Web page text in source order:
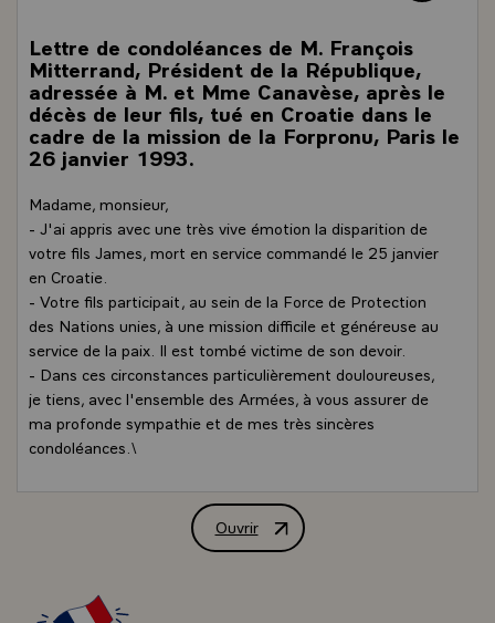
Lettre de condoléances de M. François
Mitterrand, Président de la République,
adressée à M. et Mme Canavèse, après le
décès de leur fils, tué en Croatie dans le
cadre de la mission de la Forpronu, Paris le
26 janvier 1993.
Madame, monsieur,
- J'ai appris avec une très vive émotion la disparition de
votre fils James, mort en service commandé le 25 janvier
en Croatie.
- Votre fils participait, au sein de la Force de Protection
des Nations unies, à une mission difficile et généreuse au
service de la paix. Il est tombé victime de son devoir.
- Dans ces circonstances particulièrement douloureuses,
je tiens, avec l'ensemble des Armées, à vous assurer de
ma profonde sympathie et de mes très sincères
condoléances.\
Ouvrir
Lettre de condoléances de M.